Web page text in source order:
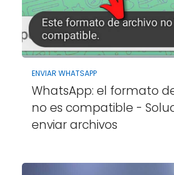
ENVIAR WHATSAPP
WhatsApp: el formato
no es compatible -
enviar archivos